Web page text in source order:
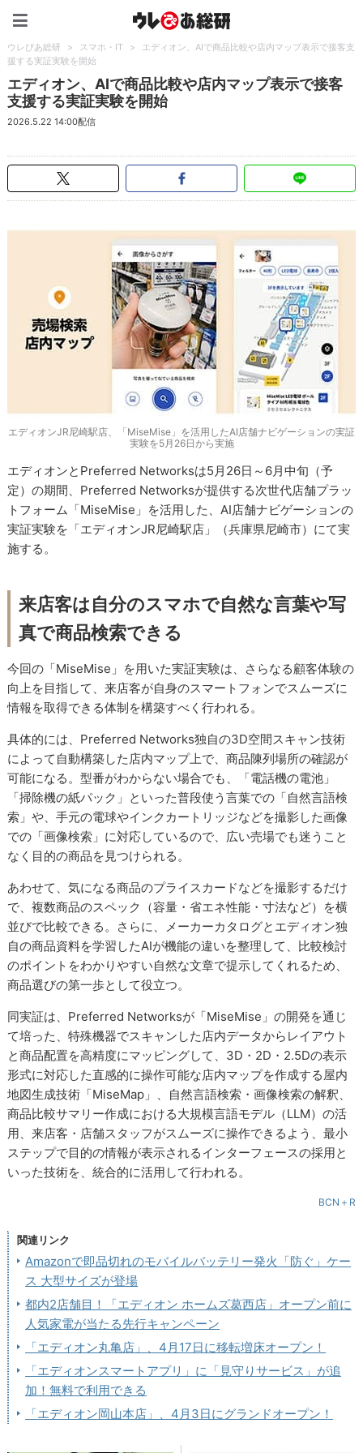
ウレぴあ総研 > スマホ・IT >
エディオン、AIで商品比較や店内マップ表示で接客支
援する実証実験を開始
エディオン、AIで商品比較や店内マップ表示で接客
支援する実証実験を開始
2026.5.22 14:00配信
エディオンJR尼崎駅店、「MiseMise」を活用したAI店舗ナビゲーションの実証
実験を5月26日から実施
エディオンとPreferred Networksは5月26日～6月中旬（予
定）の期間、Preferred Networksが提供する次世代店舗プラッ
トフォーム「MiseMise」を活用した、AI店舗ナビゲーションの
実証実験を「エディオンJR尼崎駅店」（兵庫県尼崎市）にて実
施する。
来店客は自分のスマホで自然な言葉や写
真で商品検索できる
今回の「MiseMise」を用いた実証実験は、さらなる顧客体験の
向上を目指して、来店客が自身のスマートフォンでスムーズに
情報を取得できる体制を構築すべく行われる。
具体的には、Preferred Networks独自の3D空間スキャン技術
によって自動構築した店内マップ上で、商品陳列場所の確認が
可能になる。型番がわからない場合でも、「電話機の電池」
「掃除機の紙パック」といった普段使う言葉での「自然言語検
索」や、手元の電球やインクカートリッジなどを撮影した画像
での「画像検索」に対応しているので、広い売場でも迷うこと
なく目的の商品を見つけられる。
あわせて、気になる商品のプライスカードなどを撮影するだけ
で、複数商品のスペック（容量・省エネ性能・寸法など）を横
並びで比較できる。さらに、メーカーカタログとエディオン独
自の商品資料を学習したAIが機能の違いを整理して、比較検討
のポイントをわかりやすい自然な文章で提示してくれるため、
商品選びの第一歩として役立つ。
同実証は、Preferred Networksが「MiseMise」の開発を通じ
て培った、特殊機器でスキャンした店内データからレイアウト
と商品配置を高精度にマッピングして、3D・2D・2.5Dの表示
形式に対応した直感的に操作可能な店内マップを作成する屋内
地図生成技術「MiseMap」、自然言語検索・画像検索の解釈、
商品比較サマリー作成における大規模言語モデル（LLM）の活
用、来店客・店舗スタッフがスムーズに操作できるよう、最小
ステップで目的の情報が表示されるインターフェースの採用と
いった技術を、統合的に活用して行われる。
BCN＋R
関連リンク
Amazonで即品切れのモバイルバッテリー発火「防ぐ」ケー
ス 大型サイズが登場
都内2店舗目！「エディオン ホームズ葛西店」オープン前に
人気家電が当たる先行キャンペーン
「エディオン丸亀店」、4月17日に移転増床オープン！
「エディオンスマートアプリ」に「見守りサービス」が追
加！無料で利用できる
「エディオン岡山本店」、4月3日にグランドオープン！